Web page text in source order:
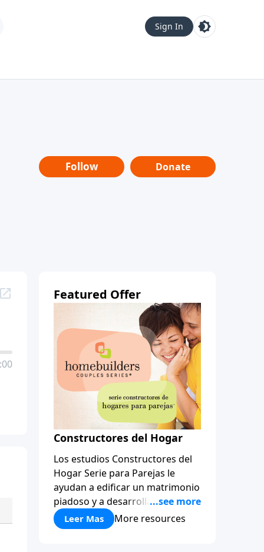
Sign In
Follow Donate
Featured Offer
Constructores del Hogar
Los estudios Constructores del
Hogar Serie para Parejas le
ayudan a edificar un matrimonio
piadoso y a desarrollar
amistades que duren para toda
la vida. ¡Únase a uno de los
Leer Mas More resources